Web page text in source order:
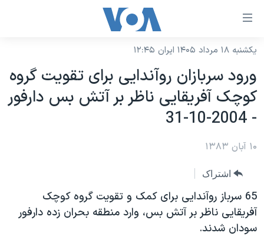
لینکهای
دسترسی
جهش
به
محتوای
اصلی
به
صفحه
جهش
به
جستجو
نسخه سبک وب‌سایت
موضوع ها
آمریکا
جهان
ورزشی
گزیده‌ها
ویژه برنامه‌ها
برنامه های تلویزیونی
جدول برنامه ها
صفحه‌های ویژه
جام جهانی ۲۰۲۶
عملیات خشم حماسی
۲۵۰سالگی آمریکا
فرکانس‌های صدای آمریکا
پخش رادیویی
یکشنبه ۱۸ مرداد ۱۴۰۵ ایران ۱۲:۴۵
ورود سربازان روآندايی برای تقويت گروه
کوچک آفريقايی ناظر بر آتش بس دارفور
- 2004-10-31
۱۰ آبان ۱۳۸۳
اشتراک
65 سرباز روآندايی برای کمک و تقويت گروه کوچک
آفريقايی ناظر بر آتش بس، وارد منطقه بحران زده دارفور
سودان شدند.